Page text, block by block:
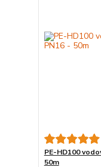
PE-HD100
50m